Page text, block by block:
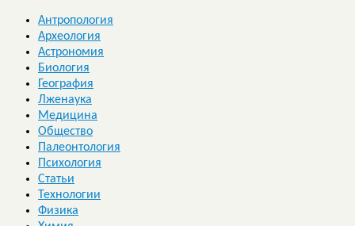
Антропология
Археология
Астрономия
Биология
География
Лженаука
Медицина
Общество
Палеонтология
Психология
Статьи
Технологии
Физика